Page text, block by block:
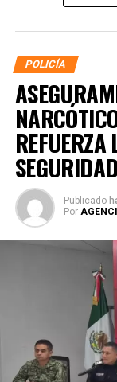
La coordinación
operativo en
hechos
revisiones
vehiculares,
y puntos de alta
POLICÍA
REFUERZA
Publicado
Por